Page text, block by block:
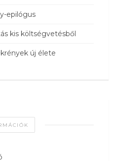
epilógus
kis költségvetésből
új élete